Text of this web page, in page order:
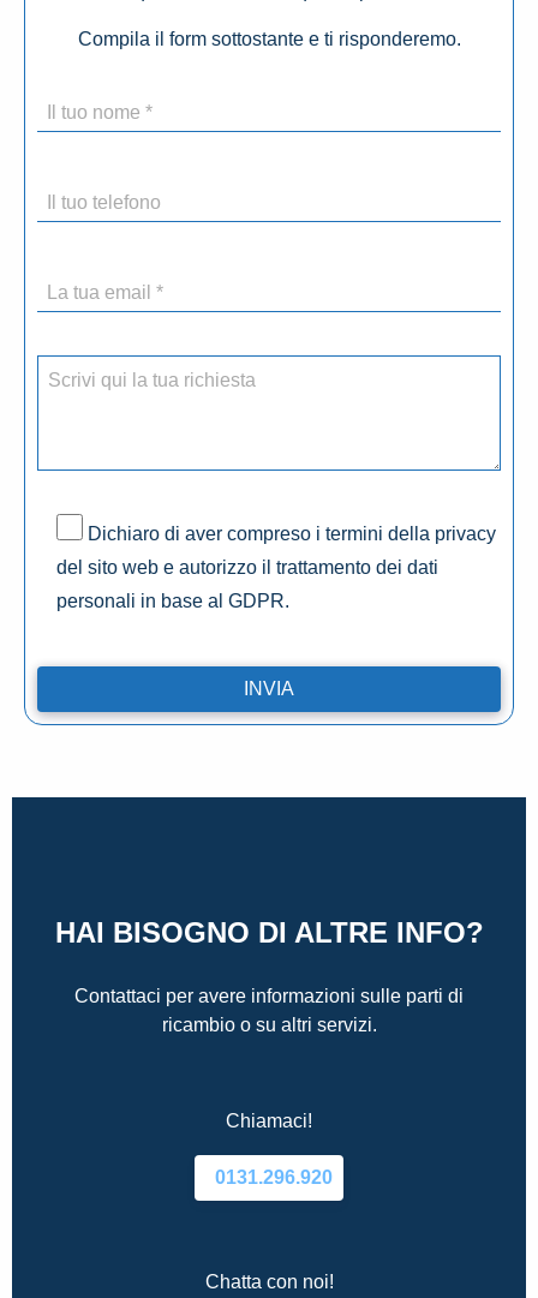
Compila il form sottostante e ti risponderemo.
Dichiaro di aver compreso i termini della privacy
del sito web e autorizzo il trattamento dei dati
personali in base al GDPR.
HAI BISOGNO DI ALTRE INFO?
Contattaci per avere informazioni sulle parti di
ricambio o su altri servizi.
Chiamaci!
0131.296.920
Chatta con noi!